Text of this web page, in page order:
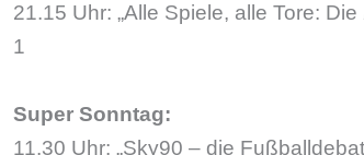
21.15 Uhr: „Alle Spiele, alle Tore: Die
1
Super Sonntag:
11.30 Uhr: „Sky90 – die